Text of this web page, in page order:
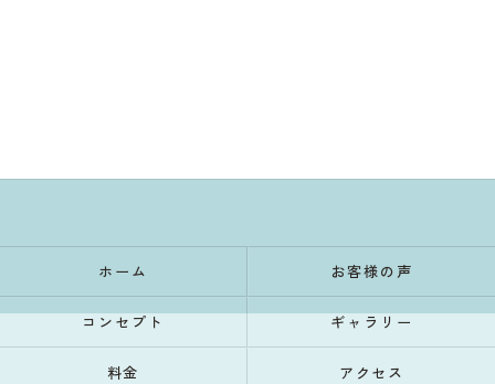
ホーム お客様の声
コンセプト ギャラリー
料金 アクセス